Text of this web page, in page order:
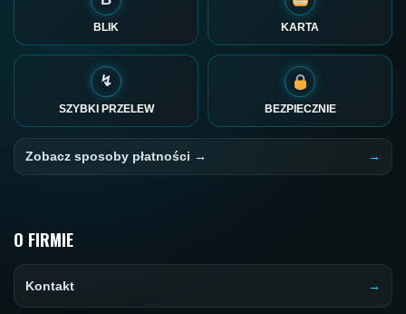
BLIK KARTA
↯
SZYBKI PRZELEW BEZPIECZNIE
Zobacz sposoby płatności →
O FIRMIE
Kontakt